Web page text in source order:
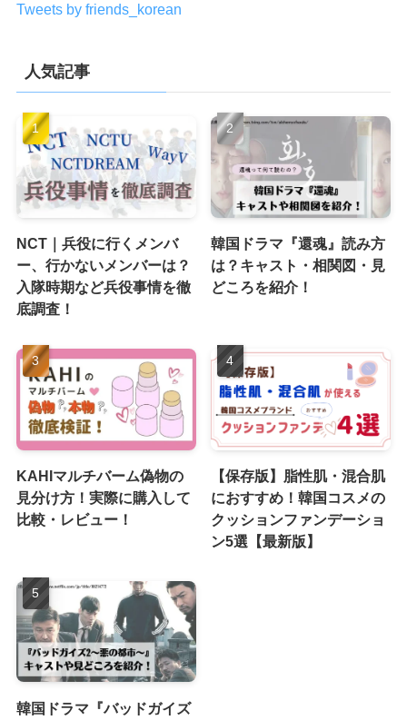
Tweets by friends_korean
人気記事
NCT｜兵役に行くメンバ
ー、行かないメンバーは？
入隊時期など兵役事情を徹
底調査！
韓国ドラマ『還魂』読み方
は？キャスト・相関図・見
どころを紹介！
KAHIマルチバーム偽物の
見分け方！実際に購入して
比較・レビュー！
【保存版】脂性肌・混合肌
におすすめ！韓国コスメの
クッションファンデーショ
ン5選【最新版】
韓国ドラマ『バッドガイズ